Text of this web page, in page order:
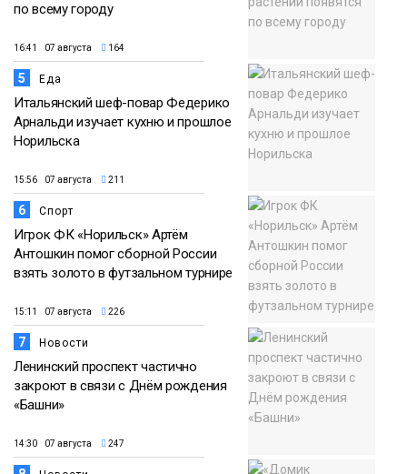
по всему городу
16:41 07 августа 164
5 Еда
Итальянский шеф-повар Федерико
Арнальди изучает кухню и прошлое
Норильска
15:56 07 августа 211
6 Спорт
Игрок ФК «Норильск» Артём
Антошкин помог сборной России
взять золото в футзальном турнире
15:11 07 августа 226
7 Новости
Ленинский проспект частично
закроют в связи с Днём рождения
«Башни»
14:30 07 августа 247